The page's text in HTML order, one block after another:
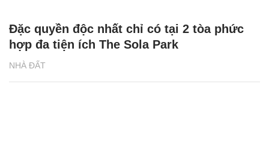
NHÀ ĐẤT
Đặc quyền độc nhất chỉ có tại 2 tòa phức
hợp đa tiện ích The Sola Park